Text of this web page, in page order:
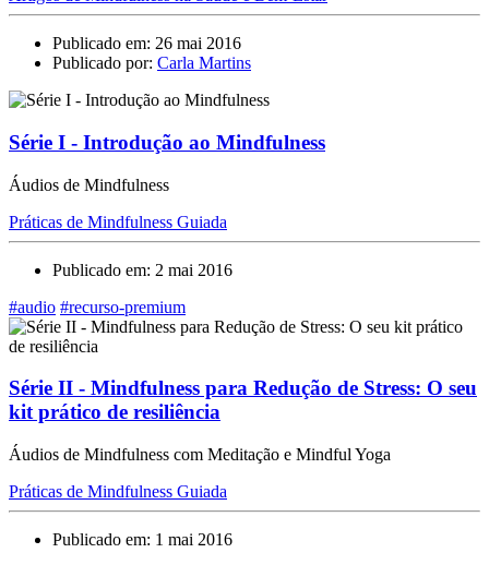
Publicado em: 26 mai 2016
Publicado por: Carla Martins
Série I - Introdução ao Mindfulness
Áudios de Mindfulness
Práticas de Mindfulness Guiada
Publicado em: 2 mai 2016
#audio #recurso-premium
Série II - Mindfulness para Redução de Stress: O seu
kit prático de resiliência
Áudios de Mindfulness com Meditação e Mindful Yoga
Práticas de Mindfulness Guiada
Publicado em: 1 mai 2016